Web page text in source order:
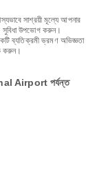
সাশ্রয়ী মূল্যে আপনার
সুবিধা উপভোগ করুন।
ব্যতিক্রমী ভ্রমণ অভিজ্ঞতা
করুন।
Airport পর্যন্ত